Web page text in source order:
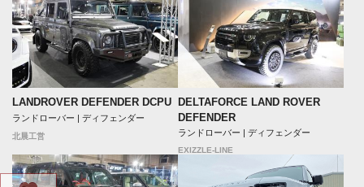
LANDROVER DEFENDER DCPU
ランドローバー | ディフェンダー
北晨工営
DELTAFORCE LAND ROVER
DEFENDER
ランドローバー | ディフェンダー
EXIZZLE-LINE